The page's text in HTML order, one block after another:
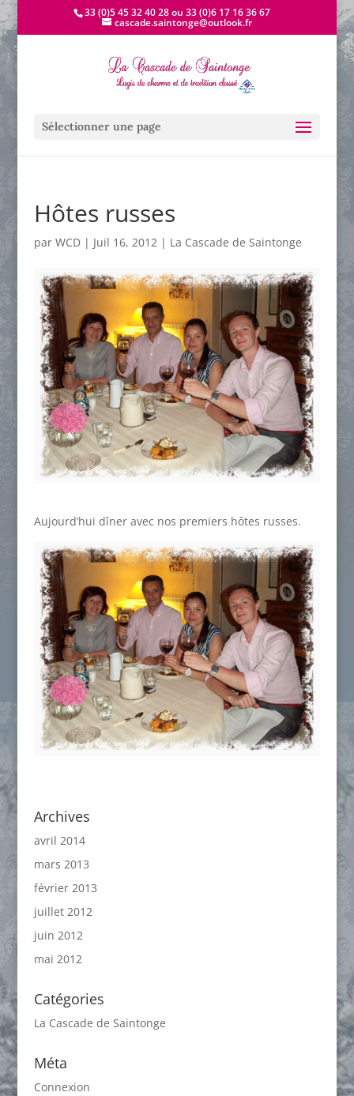
33 (0)5 45 32 40 28 ou 33 (0)6 17 16 36 67
cascade.saintonge@outlook.fr
Sélectionner une page
Hôtes russes
par WCD| Juil 16, 2012| La Cascade de Saintonge
Aujourd’hui dîner avec nos premiers hôtes russes.
Archives
avril 2014
mars 2013
février 2013
juillet 2012
juin 2012
mai 2012
Catégories
La Cascade de Saintonge
Méta
Connexion